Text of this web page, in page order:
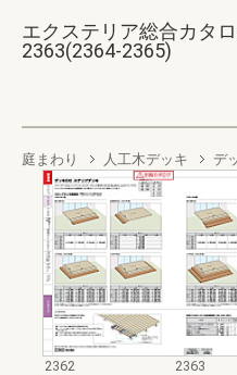
エクステリア総合カタ
2363(2364-2365)
庭まわり 人工木デッキ デ
2362
2363